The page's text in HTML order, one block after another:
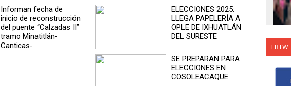
Informan fecha de
inicio de reconstrucción
del puente “Calzadas II”
tramo Minatitlán-
Canticas-
ELECCIONES 2025:
LLEGA PAPELERÍA A
OPLE DE IXHUATLÁN
DEL SURESTE
SE PREPARAN PARA
ELECCIONES EN
COSOLEACAQUE
en
FBTW